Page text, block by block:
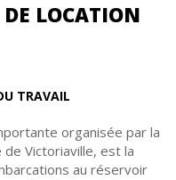
LOCATION
TRAVAIL
organisée par la
de Victoriaville, est la
au réservoir